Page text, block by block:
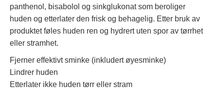
panthenol, bisabolol og sinkglukonat som beroliger
huden og etterlater den frisk og behagelig. Etter bruk av
produktet føles huden ren og hydrert uten spor av tørrhet
eller stramhet.
Fjerner effektivt sminke (inkludert øyesminke)
Lindrer huden
Etterlater ikke huden tørr eller stram